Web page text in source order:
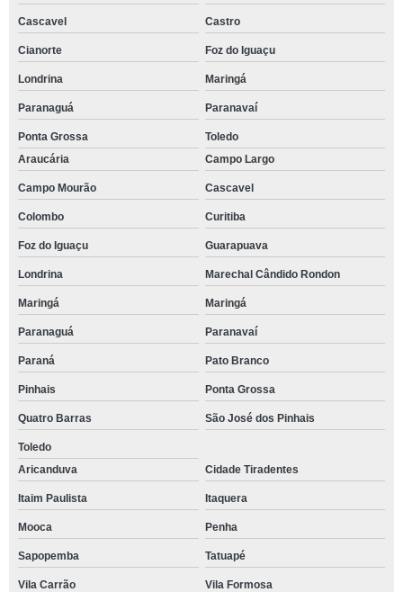
Cascavel Castro
Cianorte Foz do Iguaçu
Londrina Maringá
Paranaguá Paranavaí
Ponta Grossa
Toledo
Araucária
Campo Largo
Campo Mourão Cascavel
Colombo Curitiba
Foz do Iguaçu Guarapuava
Londrina Marechal Cândido Rondon
Maringá Maringá
Paranaguá Paranavaí
Paraná Pato Branco
Pinhais Ponta Grossa
Quatro Barras São José dos Pinhais
Toledo
Aricanduva
Cidade Tiradentes
Itaim Paulista Itaquera
Mooca Penha
Sapopemba Tatuapé
Vila Carrão Vila Formosa